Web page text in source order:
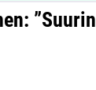
”Suurin